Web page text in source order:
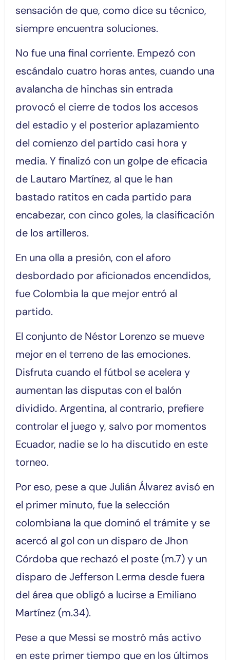
sensación de que, como dice su técnico,
siempre encuentra soluciones.
No fue una final corriente. Empezó con
escándalo cuatro horas antes, cuando una
avalancha de hinchas sin entrada
provocó el cierre de todos los accesos
del estadio y el posterior aplazamiento
del comienzo del partido casi hora y
media. Y finalizó con un golpe de eficacia
de Lautaro Martínez, al que le han
bastado ratitos en cada partido para
encabezar, con cinco goles, la clasificación
de los artilleros.
En una olla a presión, con el aforo
desbordado por aficionados encendidos,
fue Colombia la que mejor entró al
partido.
El conjunto de Néstor Lorenzo se mueve
mejor en el terreno de las emociones.
Disfruta cuando el fútbol se acelera y
aumentan las disputas con el balón
dividido. Argentina, al contrario, prefiere
controlar el juego y, salvo por momentos
Ecuador, nadie se lo ha discutido en este
torneo.
Por eso, pese a que Julián Álvarez avisó en
el primer minuto, fue la selección
colombiana la que dominó el trámite y se
acercó al gol con un disparo de Jhon
Córdoba que rechazó el poste (m.7) y un
disparo de Jefferson Lerma desde fuera
del área que obligó a lucirse a Emiliano
Martínez (m.34).
Pese a que Messi se mostró más activo
en este primer tiempo que en los últimos